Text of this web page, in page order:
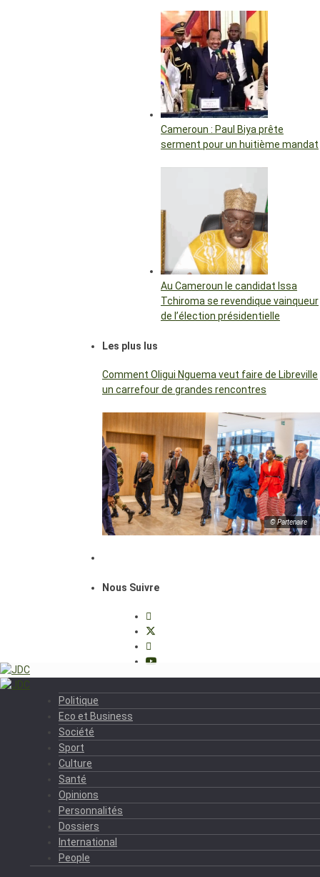
Cameroun : Paul Biya prête
serment pour un huitième mandat
Au Cameroun le candidat Issa
Tchiroma se revendique vainqueur
de l’élection présidentielle
Les plus lus
Comment Oligui Nguema veut faire de Libreville
un carrefour de grandes rencontres
© Partenaire
Nous Suivre
Politique
Eco et Business
Société
Sport
Culture
Santé
Opinions
Personnalités
Dossiers
International
People